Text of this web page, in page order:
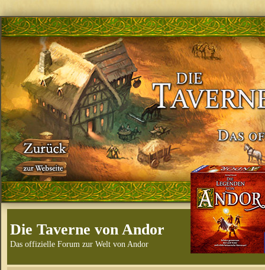
Die Taverne von Andor
Das offizielle Forum zur Welt von Andor